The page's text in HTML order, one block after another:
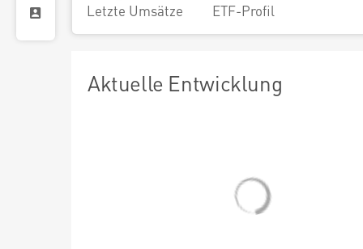
Letzte Umsätze ETF-Profil
Aktuelle Entwicklung